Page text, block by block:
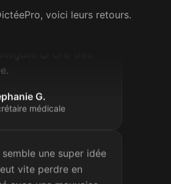
voici leurs retours.
Je partage votre lien
médicale
vite perdre en
avec une mauvaise